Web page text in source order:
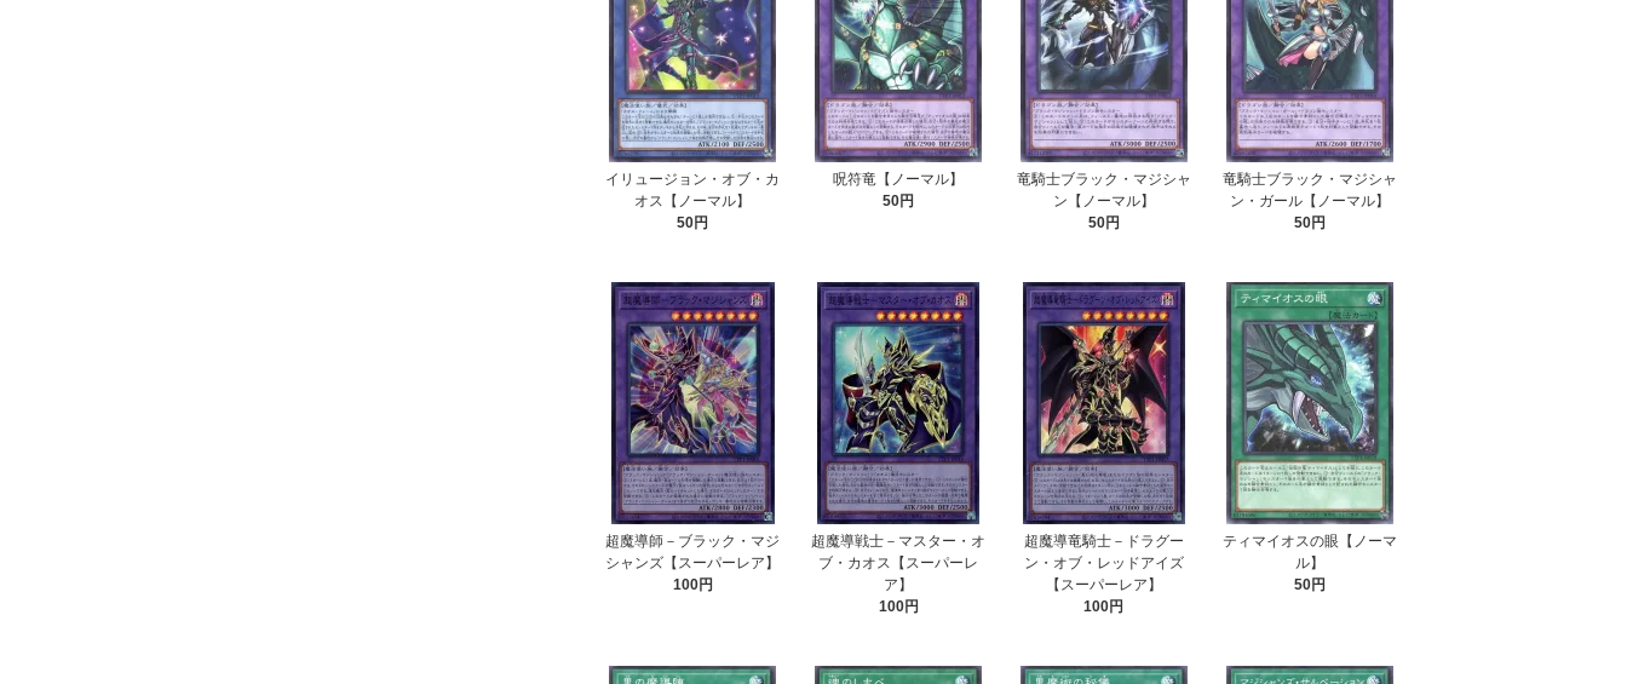
イリュージョン・オブ・カ
オス【ノーマル】
50円
呪符竜【ノーマル】
50円
竜騎士ブラック・マジシャ
ン【ノーマル】
50円
竜騎士ブラック・マジシャ
ン・ガール【ノーマル】
50円
超魔導師－ブラック・マジ
シャンズ【スーパーレア】
100円
超魔導戦士－マスター・オ
ブ・カオス【スーパーレ
ア】
100円
超魔導竜騎士－ドラグー
ン・オブ・レッドアイズ
【スーパーレア】
100円
ティマイオスの眼【ノーマ
ル】
50円